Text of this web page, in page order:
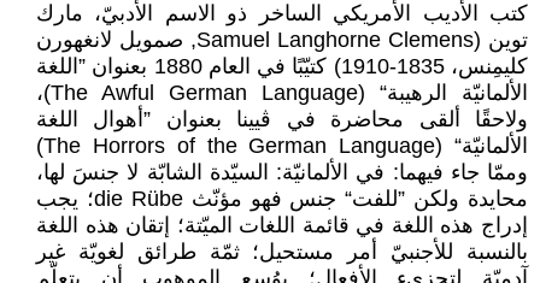
كتب الأديب الأمريكي الساخر ذو الاسم الأدبيّ، مارك
توين (Samuel Langhorne Clemens, صمويل لانغهورن
كليمِنس، 1835-1910) كتيّبًا في العام 1880 بعنوان ”اللغة
الألمانيّة الرهيبة“ (The Awful German Language)،
ولاحقًا ألقى محاضرة في ڤيينا بعنوان ”أهوال اللغة
الألمانيّة“ (The Horrors of the German Language)
وممّا جاء فيهما: في الألمانيّة: السيّدة الشابّة لا جنسَ لها،
محايدة ولكن ”للفت“ جنس فهو مؤنّث die Rübe؛ يجب
إدراج هذه اللغة في قائمة اللغات الميّتة؛ إتقان هذه اللغة
بالنسبة للأجنبيّ أمر مستحيل؛ ثمّة طرائق لغويّة غير